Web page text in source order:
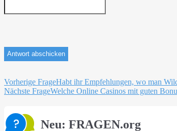
Beitragsnavigation
Vorherige FrageHabt ihr Empfehlungen, wo man
Nächste FrageWelche Online Casinos mit guten
Neu: FRAGEN.org